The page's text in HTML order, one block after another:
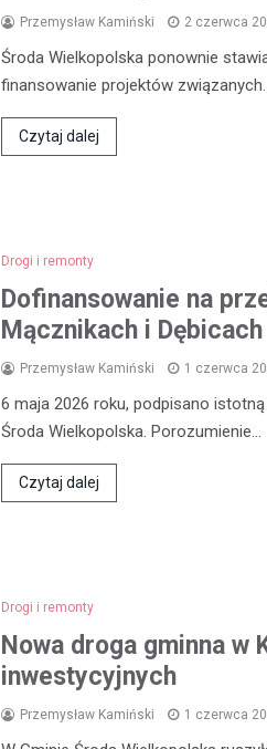
Przemysław Kamiński 2 czerwca
Środa Wielkopolska ponownie
finansowanie projektów
Czytaj dalej
Drogi i remonty
Dofinansowanie na
Mącznikach i Dębicach
Przemysław Kamiński 1 czerwca
6 maja 2026 roku, podpisano
Środa Wielkopolska. Porozumienie…
Czytaj dalej
Drogi i remonty
Nowa droga gminna w
inwestycyjnych
Przemysław Kamiński 1 czerwca